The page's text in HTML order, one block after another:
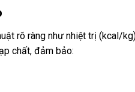
rõ ràng như nhiệt trị (kcal/
chất, đảm bảo: